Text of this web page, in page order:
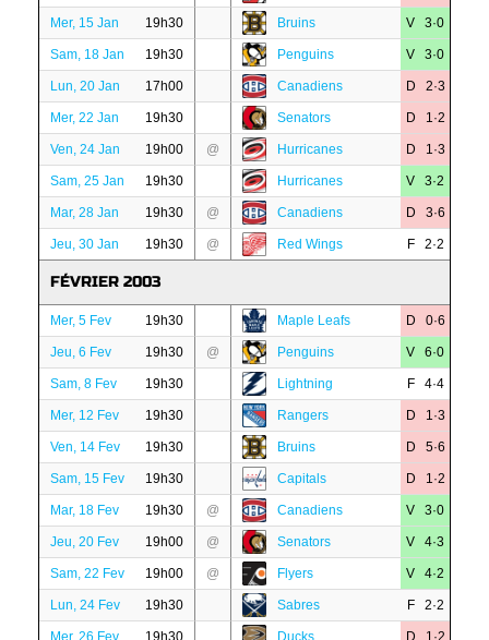
Mer, 15 Jan 19h30 Bruins V 3·0
Sam, 18 Jan 19h30 Penguins V 3·0
Lun, 20 Jan 17h00 Canadiens D 2·3
Mer, 22 Jan 19h30 Senators D 1·2
Ven, 24 Jan 19h00 @ Hurricanes D 1·3
Sam, 25 Jan 19h30 Hurricanes V 3·2
Mar, 28 Jan 19h30 @ Canadiens D 3·6
Jeu, 30 Jan 19h30 @ Red Wings F 2·2
FÉVRIER 2003
Mer, 5 Fev 19h30 Maple Leafs D 0·6
Jeu, 6 Fev 19h30 @ Penguins V 6·0
Sam, 8 Fev 19h30 Lightning F 4·4
Mer, 12 Fev 19h30 Rangers D 1·3
Ven, 14 Fev 19h30 Bruins D 5·6
Sam, 15 Fev 19h30 Capitals D 1·2
Mar, 18 Fev 19h30 @ Canadiens V 3·0
Jeu, 20 Fev 19h00 @ Senators V 4·3
Sam, 22 Fev 19h00 @ Flyers V 4·2
Lun, 24 Fev 19h30 Sabres F 2·2
Mer, 26 Fev 19h30 Ducks D 1·2